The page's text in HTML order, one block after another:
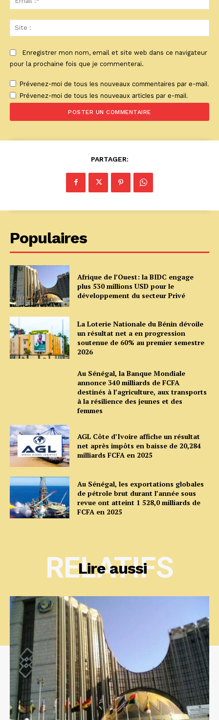
:*
:
Enregistrer mon nom, email et site web dans ce navigateur
pour la prochaine fois que je commenterai.
Prévenez-moi de tous les nouveaux commentaires par e-mail.
Prévenez-moi de tous les nouveaux articles par e-mail.
PARTAGER:
Populaires
Afrique de l’Ouest: la BIDC engage
plus 530 millions USD pour le
développement du secteur Privé
La Loterie Nationale du Bénin dévoile
un résultat net a en progression
soutenue de 60% au premier semestre
2026
Au Sénégal, la Banque Mondiale
annonce 340 milliards de FCFA
destinés à l’agriculture, aux transports
à la résilience des jeunes et des
femmes
AGL Côte d’Ivoire affiche un résultat
net après impôts en baisse de 20,284
milliards FCFA en 2025
Au Sénégal, les exportations globales
de pétrole brut durant l’année sous
revue ont atteint 1 528,0 milliards de
FCFA en 2025
Lire aussi
RELATIFS